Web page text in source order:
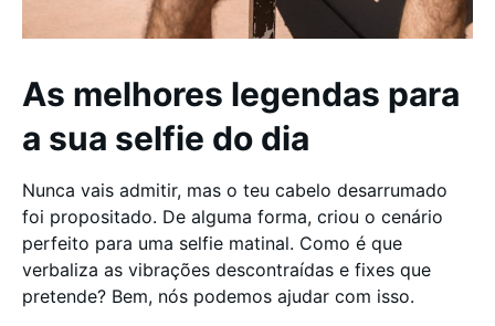
As melhores legendas para
a sua selfie do dia
Nunca vais admitir, mas o teu cabelo desarrumado
foi propositado. De alguma forma, criou o cenário
perfeito para uma selfie matinal. Como é que
verbaliza as vibrações descontraídas e fixes que
pretende? Bem, nós podemos ajudar com isso.